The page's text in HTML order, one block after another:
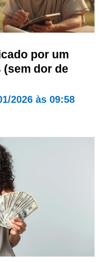
por um
dor de
2026 às 09:58